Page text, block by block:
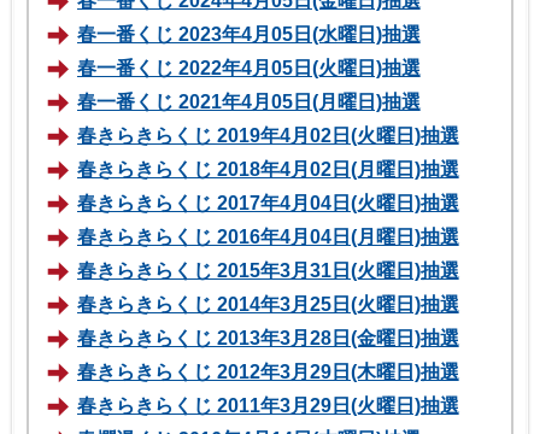
春一番くじ 2023年4月05日(水曜日)抽選
春一番くじ 2022年4月05日(火曜日)抽選
春一番くじ 2021年4月05日(月曜日)抽選
春きらきらくじ 2019年4月02日(火曜日)抽選
春きらきらくじ 2018年4月02日(月曜日)抽選
春きらきらくじ 2017年4月04日(火曜日)抽選
春きらきらくじ 2016年4月04日(月曜日)抽選
春きらきらくじ 2015年3月31日(火曜日)抽選
春きらきらくじ 2014年3月25日(火曜日)抽選
春きらきらくじ 2013年3月28日(金曜日)抽選
春きらきらくじ 2012年3月29日(木曜日)抽選
春きらきらくじ 2011年3月29日(火曜日)抽選